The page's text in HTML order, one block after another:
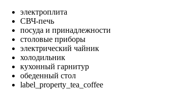
электроплита
СВЧ-печь
посуда и принадлежности
столовые приборы
электрический чайник
холодильник
кухонный гарнитур
обеденный стол
label_property_tea_coffee